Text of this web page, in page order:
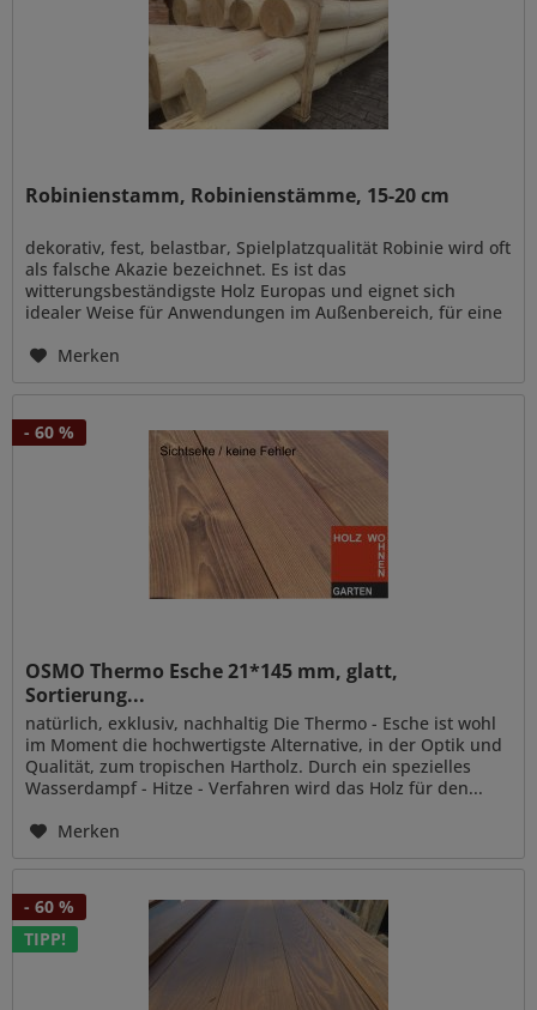
Robinienstamm, Robinienstämme, 15-20 cm
dekorativ, fest, belastbar, Spielplatzqualität Robinie wird oft
als falsche Akazie bezeichnet. Es ist das
witterungsbeständigste Holz Europas und eignet sich
idealer Weise für Anwendungen im Außenbereich, für eine
Merken
- 60 %
OSMO Thermo Esche 21*145 mm, glatt,
Sortierung...
natürlich, exklusiv, nachhaltig Die Thermo - Esche ist wohl
im Moment die hochwertigste Alternative, in der Optik und
Qualität, zum tropischen Hartholz. Durch ein spezielles
Wasserdampf - Hitze - Verfahren wird das Holz für den...
Merken
- 60 %
TIPP!